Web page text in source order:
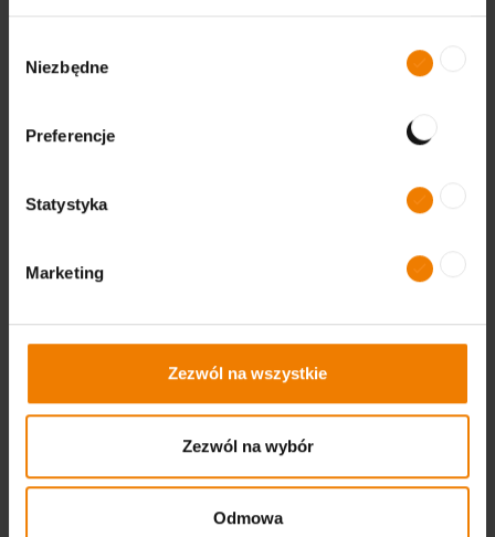
zgody
Niezbędne
Preferencje
Statystyka
Marketing
Zezwól na wszystkie
Zezwól na wybór
Odmowa
GALERIA ZDJĘĆ TARGI
SYMAS/MAINTENANCE 2023